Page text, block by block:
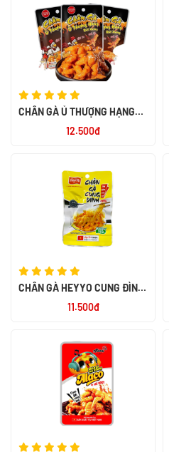
CHÂN GÀ Ủ THƯỢNG HẠNG
12.500đ
CHÂN GÀ HEYYO CUNG ĐÌNH
11.500đ